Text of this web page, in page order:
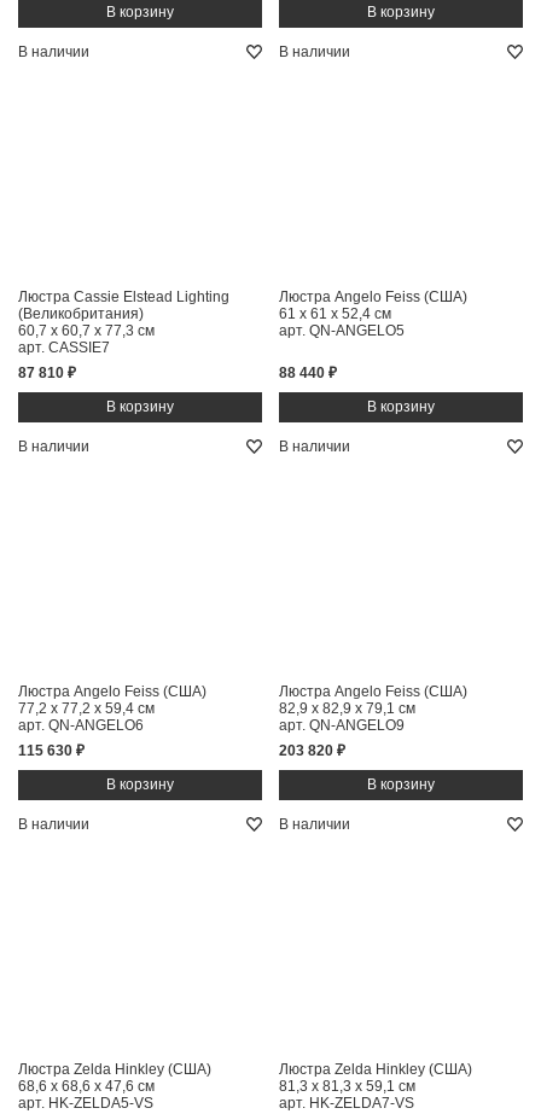
В наличии
Люстра Cassie Elstead Lighting
(Великобритания)
60,7 x 60,7 x 77,3 см
арт. CASSIE7
87 810 ₽
В наличии
Люстра Angelo Feiss (США)
61 x 61 x 52,4 см
арт. QN-ANGELO5
88 440 ₽
В наличии
Люстра Angelo Feiss (США)
77,2 x 77,2 x 59,4 см
арт. QN-ANGELO6
115 630 ₽
В наличии
Люстра Angelo Feiss (США)
82,9 x 82,9 x 79,1 см
арт. QN-ANGELO9
203 820 ₽
В наличии
Люстра Zelda Hinkley (США)
68,6 x 68,6 x 47,6 см
арт. HK-ZELDA5-VS
В наличии
Люстра Zelda Hinkley (США)
81,3 x 81,3 x 59,1 см
арт. HK-ZELDA7-VS